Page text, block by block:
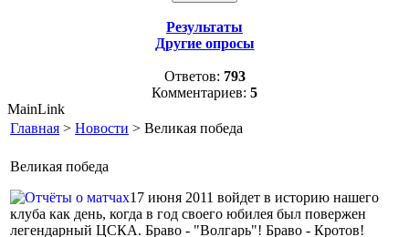
Результаты
Другие опросы
Ответов: 793
Комментариев: 5
MainLink
Главная > Новости > Великая победа
Великая победа
17 июня 2011 войдет в историю нашего
клуба как день, когда в год своего юбилея был повержен
легендарный ЦСКА. Браво - "Волгарь"! Браво - Кротов!